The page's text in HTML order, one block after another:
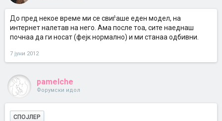
До пред некое време ми се свиѓаше еден модел, на
интернет налетав на него. Ама после тоа, сите наеднаш
почнаа да ги носат (фејк нормално) и ми станаа одбивни.
7 јуни 2012
pamelche
Форумски идол
СПОЈЛЕР